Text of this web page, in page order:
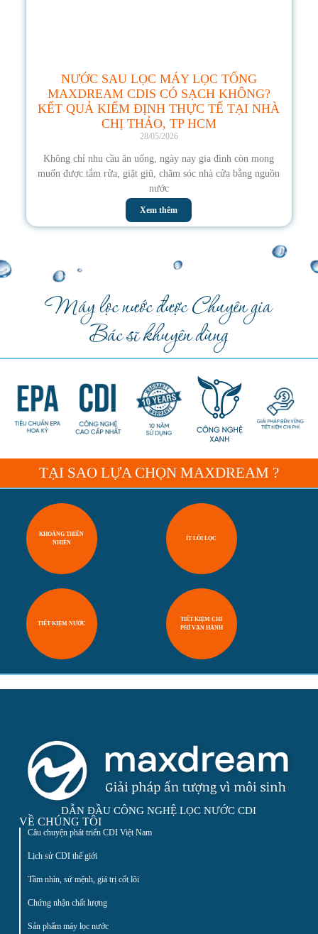
NƯỚC SAU LỌC MÁY LỌC TỔNG
MAXDREAM CDIS CÓ SẠCH KHÔNG?
KẾT QUẢ KIỂM ĐỊNH THỰC TẾ TẠI NHÀ
CHỊ THẢO, TP HCM
28/05/2026
Không chỉ nhu cầu ăn uống, ngày nay gia đình còn mong
muốn được tắm rửa, giặt giũ, chăm sóc nhà cửa bằng nguồn
nước
Xem thêm
Máy lọc nước được Chuyên gia
Bác sĩ khuyên dùng
TẠI SAO LỰA CHỌN MAXDREAM ?
KHOÁNG THIÊN
NHIÊN
ÍT LÕI LỌC
TIẾT KIỆM NƯỚC
TIẾT KIỆM CHI
PHÍ VẬN HÀNH
DẪN ĐẦU CÔNG NGHỆ LỌC NƯỚC CDI
VỀ CHÚNG TÔI
Câu chuyện phát triển CDI Việt Nam
Lịch sử CDI thế giới
Tầm nhìn, sứ mệnh, giá trị cốt lõi
Chứng nhận chất lượng
Sản phẩm máy lọc nước